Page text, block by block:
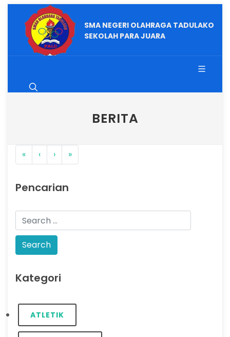
SMA NEGERI OLAHRAGA TADULAKO
SEKOLAH PARA JUARA
BERITA
« ‹ › »
Pencarian
Kategori
ATLETIK